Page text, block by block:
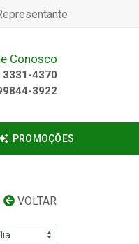
Conosco
3331-4370
3922
PROMOÇÕES
VOLTAR